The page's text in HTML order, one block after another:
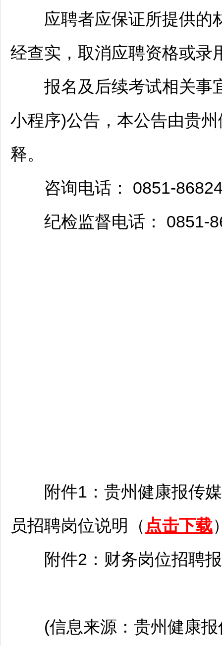
应聘者应保证所提供的
经查实，取消应聘资格或录
报名及后续考试相关事
小程序)公告，本公告由贵
释。
咨询电话： 0851-
纪检监督电话： 0851-
附件1：贵州健康报传媒
员招聘岗位说明（ 点击下载
附件2：财务岗位招聘
(信息来源：贵州健康报